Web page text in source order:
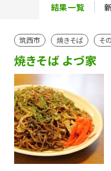
結果一覧
筑西市 焼きそば そ
焼きそば よづ家